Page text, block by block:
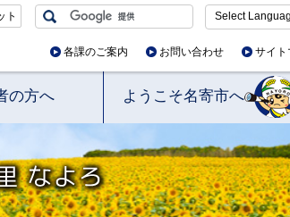
ト Select
各課のご案内 お問い合わせ サイト
の方へ ようこそ名寄市へ